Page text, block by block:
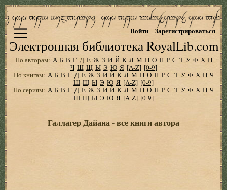
Электронная библиотека RoyalLib.com
Войти Зарегистрироваться
По авторам: А Б В Г Д Е Ж З И Й К Л М Н О П Р С Т У Ф Х Ц
Ч Ш Щ Ы Э Ю Я [A-Z] [0-9]
По книгам: А Б В Г Д Е Ж З И Й К Л М Н О П Р С Т У Ф Х Ц Ч
Ш Щ Ы Э Ю Я [A-Z] [0-9]
По сериям: А Б В Г Д Е Ж З И Й К Л М Н О П Р С Т У Ф Х Ц Ч
Ш Щ Ы Э Ю Я [A-Z] [0-9]
Галлагер Дайана - все книги автора